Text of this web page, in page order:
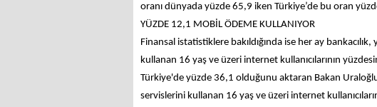
oranı dünyada yüzde 65,9 iken Türkiye’de bu oran
YÜZDE 12,1 MOBİL ÖDEME KULLANIYOR
Finansal istatistiklere bakıldığında ise her ay
kullanan 16 yaş ve üzeri internet kullanıcılarının
Türkiye'de yüzde 36,1 olduğunu aktaran Bakan
servislerini kullanan 16 yaş ve üzeri internet